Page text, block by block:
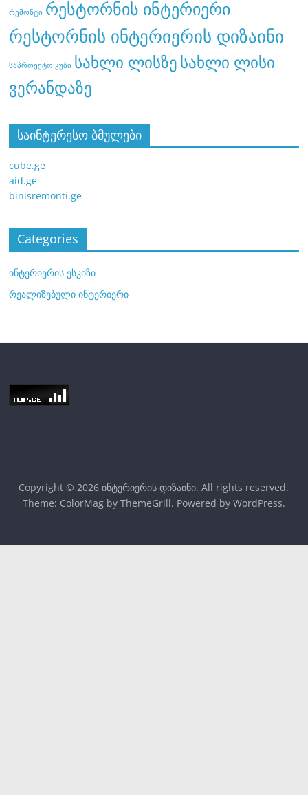
რემონტი რესტორნის ინტერიერი
რესტორნის ინტერიერის დიზაინი
საპროექტო კუბი სახლი ლისზესახლი ლისი
ვერანდაზე
საინტერესო ბმულები
cube.ge
aid.ge
binisremonti.ge
Categories
ინტერიერის ესკიზი
რეალიზებული ინტერიერი
Copyright © 2026ინტერიერის დიზაინი. All rights reserved.
Theme: ColorMagby ThemeGrill. Powered by WordPress.